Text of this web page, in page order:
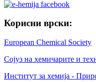
Корисни врски:
European Chemical Society
Сојуз на хемичарите и
Институт за хемија -